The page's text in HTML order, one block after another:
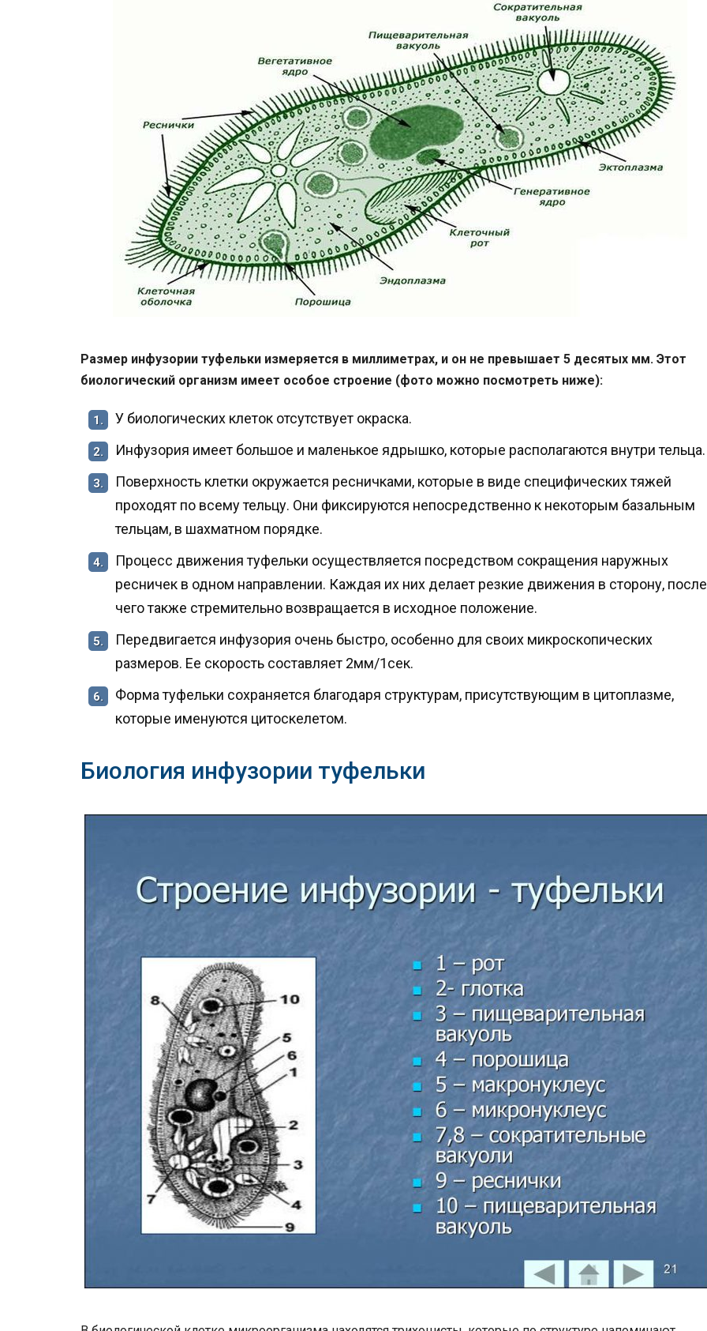
Размер инфузории туфельки измеряется в миллиметрах, и он не превышает 5 десятых мм. Этот
биологический организм имеет особое строение (фото можно посмотреть ниже):
1. У биологических клеток отсутствует окраска.
2. Инфузория имеет большое и маленькое ядрышко, которые располагаются внутри тельца.
3.
Поверхность клетки окружается ресничками, которые в виде специфических тяжей
проходят по всему тельцу. Они фиксируются непосредственно к некоторым базальным
тельцам, в шахматном порядке.
4.
Процесс движения туфельки осуществляется посредством сокращения наружных
ресничек в одном направлении. Каждая их них делает резкие движения в сторону, после
чего также стремительно возвращается в исходное положение.
5.
Передвигается инфузория очень быстро, особенно для своих микроскопических
размеров. Ее скорость составляет 2мм/1сек.
6.
Форма туфельки сохраняется благодаря структурам, присутствующим в цитоплазме,
которые именуются цитоскелетом.
Биология инфузории туфельки